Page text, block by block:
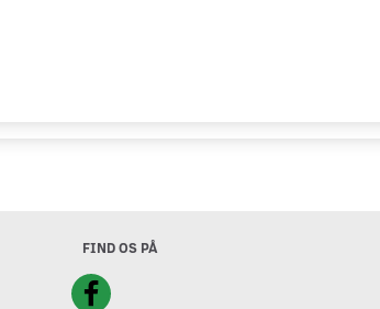
FIND OS PÅ